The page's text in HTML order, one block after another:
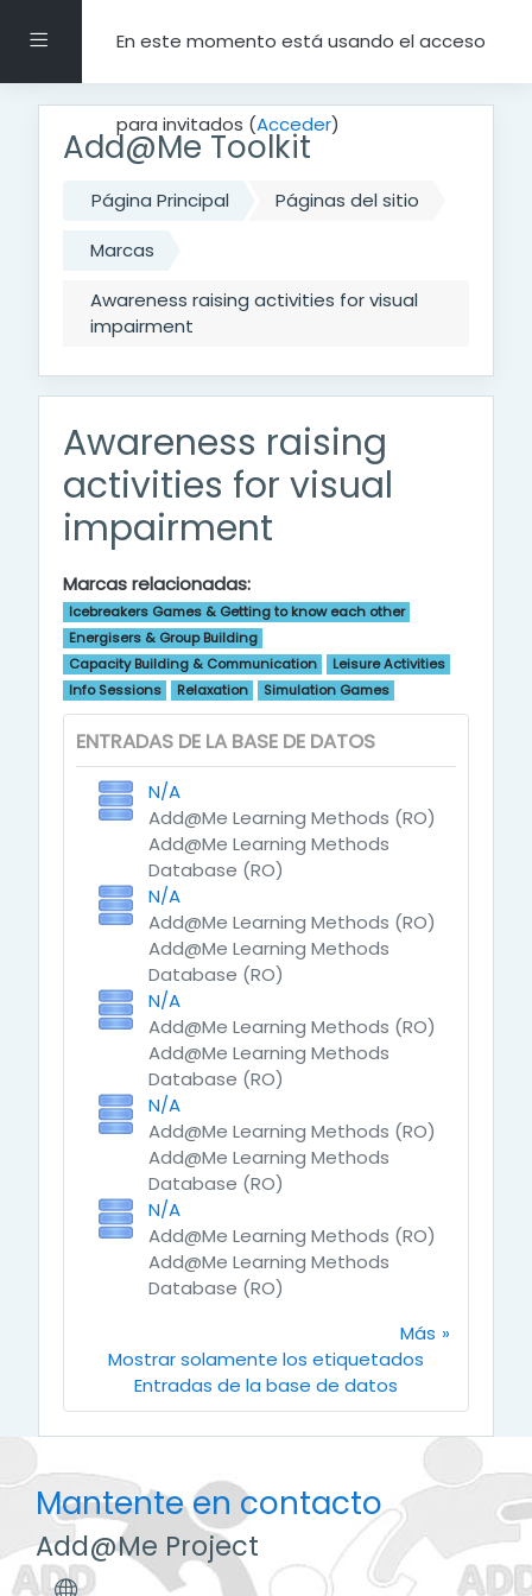
Panel lateralEn este momento está usando el acceso
para invitados (Acceder)
Add@Me Toolkit
Página Principal
Páginas del sitio
Marcas
Awareness raising activities for visual
impairment
Awareness raising
activities for visual
impairment
Marcas relacionadas:
Icebreakers Games & Getting to know each other
Energisers & Group Building
Capacity Building & Communication
Leisure Activities
Info Sessions
Relaxation Simulation Games
ENTRADAS DE LA BASE DE DATOS
N/A
Add@Me Learning Methods (RO)
Add@Me Learning Methods
Database (RO)
N/A
Add@Me Learning Methods (RO)
Add@Me Learning Methods
Database (RO)
N/A
Add@Me Learning Methods (RO)
Add@Me Learning Methods
Database (RO)
N/A
Add@Me Learning Methods (RO)
Add@Me Learning Methods
Database (RO)
N/A
Add@Me Learning Methods (RO)
Add@Me Learning Methods
Database (RO)
Más
Mostrar solamente los etiquetados
Entradas de la base de datos
Mantente en contacto
Add@Me Project